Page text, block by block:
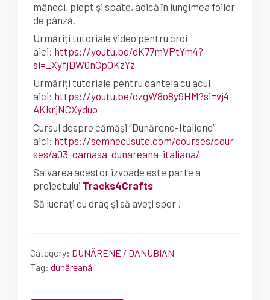
mâneci, piept și spate, adică în lungimea foilor
de pânză.
Urmăriți tutoriale video pentru croi
aici: https://youtu.be/dK77mVPtYm4?
si=_XyfjDW0nCpOKzYz
Urmăriți tutoriale pentru dantela cu acul
aici: https://youtu.be/czgW8o8y9HM?si=vj4-
AKkrjNCXyduo
Cursul despre cămăși “Dunărene-Italiene”
aici: https://semnecusute.com/courses/cour
ses/a03-camasa-dunareana-italiana/
Salvarea acestor izvoade este parte a
proiectului Tracks4Crafts
Să lucrați cu drag și să aveți spor !
Category: DUNĂRENE / DANUBIAN
Tag: dunăreană